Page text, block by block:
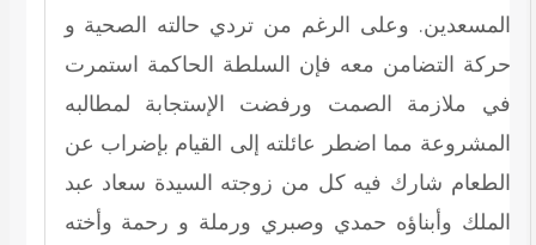
المسعدين. وعلى الرغم من تردي حالته الصحية و
حركة التضامن معه فإن السلطة الحاكمة استمرت
في ملازمة الصمت ورفضت الإستجابة لمطالبه
المشروعة مما اضطر عائلته إلى القيام بإضراب عن
الطعام شارك فيه كل من زوجته السيدة سعاد عبد
الملك وأبناؤه حمدي وصبري ورملة و رحمة وأخته